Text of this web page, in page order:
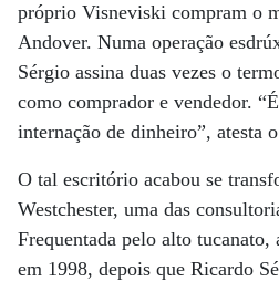
próprio Visneviski compram o
Andover. Numa operação
Sérgio assina duas vezes o
como comprador e vendedor.
internação de dinheiro”, atesta
O tal escritório acabou se
Westchester, uma das
Frequentada pelo alto tucanato,
em 1998, depois que Ricardo